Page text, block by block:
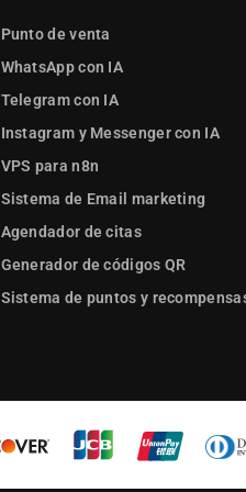
Punto de venta
WhatsApp con IA
Telegram con IA
Instagram y Messenger con IA
VPS para n8n
Sistema de Email marketing
Agendador de citas
Generador de códigos QR
Sistema de puntos y